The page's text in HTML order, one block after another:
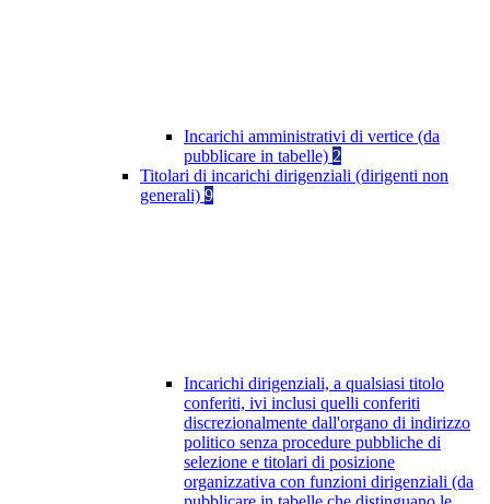
Incarichi amministrativi di vertice (da
pubblicare in tabelle) 2
Titolari di incarichi dirigenziali (dirigenti non
generali) 9
Incarichi dirigenziali, a qualsiasi titolo
conferiti, ivi inclusi quelli conferiti
discrezionalmente dall'organo di indirizzo
politico senza procedure pubbliche di
selezione e titolari di posizione
organizzativa con funzioni dirigenziali (da